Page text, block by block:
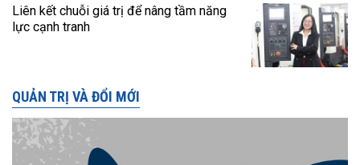
Liên kết chuỗi giá trị để nâng tầm năng
lực cạnh tranh
QUẢN TRỊ VÀ ĐỔI MỚI